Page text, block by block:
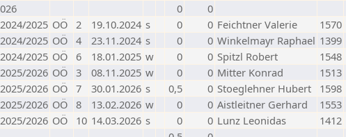
0
0
2025 OÖ 2 19.10.2024 s 0 0 Feichtner Valerie 1570
2025 OÖ 4 23.11.2024 s 0 0 Winkelmayr Raphael 1399
2025 OÖ 6 18.01.2025 w 0 0 Spitzl Robert 1548
2026 OÖ 3 08.11.2025 w 0 0 Mitter Konrad 1513
2026 OÖ 7 30.01.2026 s 0,5 0 Stoeglehner Hubert 1598
2026 OÖ 8 13.02.2026 w 0 0 Aistleitner Gerhard 1553
2026 OÖ 10 14.03.2026 s 0 0 Lunz Leonidas 1412